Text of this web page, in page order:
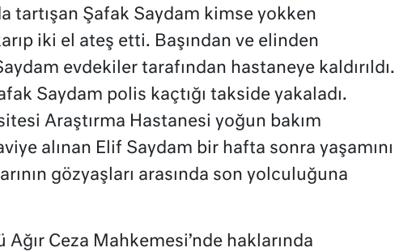
tartışan Şafak Saydam kimse yokken
iki el ateş etti. Başından ve elinden
evdekiler tarafından hastaneye kaldırıldı.
Saydam polis kaçtığı takside yakaladı.
Araştırma Hastanesi yoğun bakım
alınan Elif Saydam bir hafta sonra yaşamını
gözyaşları arasında son yolculuğuna
Ağır Ceza Mahkemesi’nde haklarında